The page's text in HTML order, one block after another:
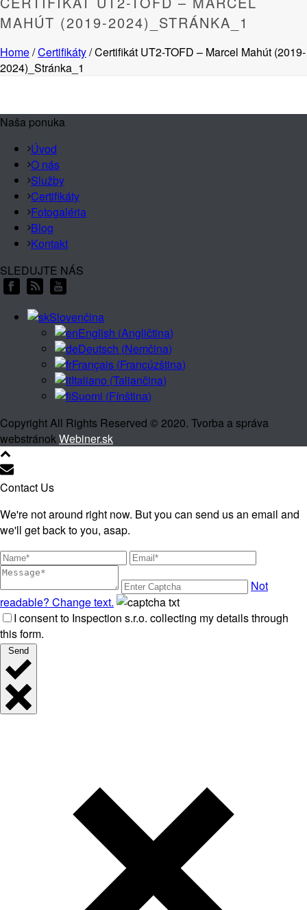
MAHÚT (2019-2024)_STRÁNKA_1
Home/Certifikáty/ Certifikát UT2-TOFD – Marcel Mahút (2019-
2024)_Stránka_1
Naša ponuka
Úvod
O nás
Služby
Certifikáty
Fotogaléria
Blog
Kontakt
SLEDUJTE NÁS
Slovenčina
English (Angličtina)
Deutsch (Nemčina)
Français (Francúzština)
Italiano (Taliančina)
Suomi (Fínština)
Copyright All Rights Reserved © 2020. Tvorba a správa
webstránokWebiner.sk
Contact Us
We're not around right now. But you can send us an email and
we'll get back to you, asap.
Not
readable? Change text.
I consent to Inspection s.r.o. collecting my details through
this form.
Send